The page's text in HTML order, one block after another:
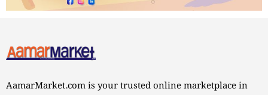
AamarMarket.com is your trusted online marketplace in